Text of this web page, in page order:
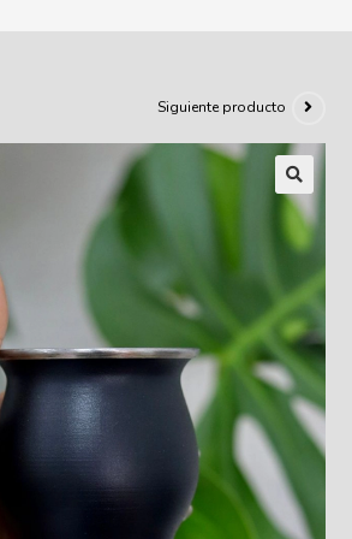
Siguiente producto